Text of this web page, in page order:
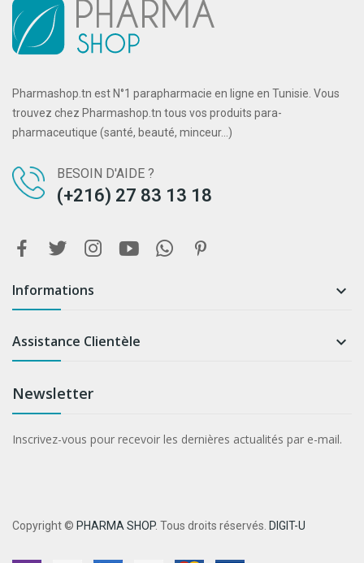
Pharmashop.tn est N°1 parapharmacie en ligne en Tunisie. Vous
trouvez chez Pharmashop.tn tous vos produits para-
pharmaceutique (santé, beauté, minceur...)
BESOIN D'AIDE ?
(+216) 27 83 13 18
Informations 
Assistance Clientèle 
Newsletter
Inscrivez-vous pour recevoir les dernières actualités par e-mail.
Copyright © PHARMA SHOP. Tous droits réservés. DIGIT-U